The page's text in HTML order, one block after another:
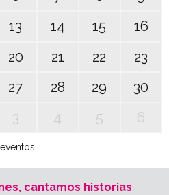
13 14 15
16
20 21 22
23
27 28 29
30
3 4 5 6
cantamos historias